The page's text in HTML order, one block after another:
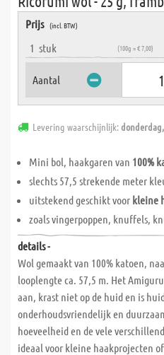
Prijs (incl. BTW)
1 stuk (100g = € 7,00)
Aantal
Levering waarschijnlijk:
Mini bol, haakgaren van 100%
slechts 57,5 strekende meter
uitstekend geschikt voor kleine
zoals vingerpoppen, knuffels,
details -
Wol gemaakt van 100% katoen,
looplengte ca. 57,5 m. Het
aan, krast niet op de huid en is
onderhoudsvriendelijk en
hoeveelheid en de vele
ideaal voor kleine haakprojecten